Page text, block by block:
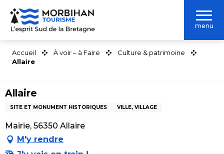
Aller
contenu
menu
Accueil À voir – à Faire
Culture & patrimoine
Allaire
Allaire
SITE ET MONUMENT HISTORIQUES VILLE, VILLAGE
Mairie, 56350 Allaire
M'y rendre